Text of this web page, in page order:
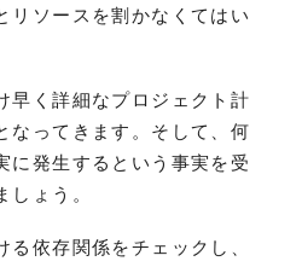
リソースを割かなくてはい
早く詳細なプロジェクト計
なってきます。そして、何
に発生するという事実を受
しょう。
依存関係をチェックし、